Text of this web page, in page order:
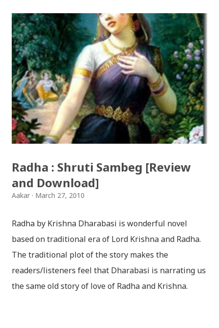
Songs: diyo baali sanjh ko / दियो बाली साँझ को
Download: Tihar Dhun (Deusi,Bhailo)/ तिहार धुन(देउसी
भैलो)- सुरसुधा नोट: यी अपलोड गरिएका गितसंगितहरु व्यावसायिक
प्रायोजनको लागि प्रयोग नगर्न आग्रह गर्दछौँ । इन्टरनेटमा भेटिएका
गितहरुलाई हामीले यहाँ एकै ठाउँमा सजिलोको लागि राखिदिएको मात्र
हौँ । तपाई यदि यी गित संगितको सर्जक हुनुहुन्छ र गित संगित यहाँबाट
हटाउनुपर्ने भए जानकारी गराउनुहोला । फेरी एकपटक शुभ दिपावलीको
हार्दिक मंगलमय शुभकामना व्यक्त गर्दछौँ ।
Radha : Shruti Sambeg [Review
and Download]
Aakar March 27, 2010
Radha by Krishna Dharabasi is wonderful novel
based on traditional era of Lord Krishna and Radha.
The traditional plot of the story makes the
readers/listeners feel that Dharabasi is narrating us
the same old story of love of Radha and Krishna.